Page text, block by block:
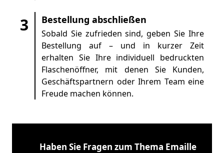
3 Bestellung abschließen
Sobald Sie zufrieden sind, geben Sie Ihre
Bestellung auf – und in kurzer Zeit
erhalten Sie Ihre individuell bedruckten
Flaschenöffner, mit denen Sie Kunden,
Geschäftspartnern oder Ihrem Team eine
Freude machen können.
Haben Sie Fragen zum Thema Emaille